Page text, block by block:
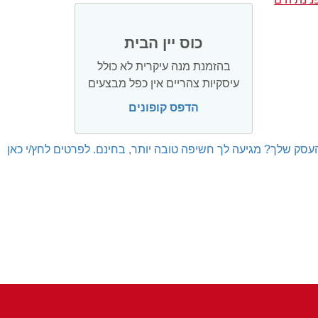
כוס יין הבית
בהזמנת מנה עיקרית לא כולל
עיסקיות צהריים אין כפל מבצעים
הדפס קופונים
שלך? מגיעה לך חשיפה טובה יותר, בחינם. לפרטים לחץ/י כאן